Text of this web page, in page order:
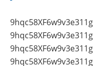
9hqc58XF6w9v3e311g
9hqc58XF6w9v3e311g
9hqc58XF6w9v3e311g
9hqc58XF6w9v3e311g